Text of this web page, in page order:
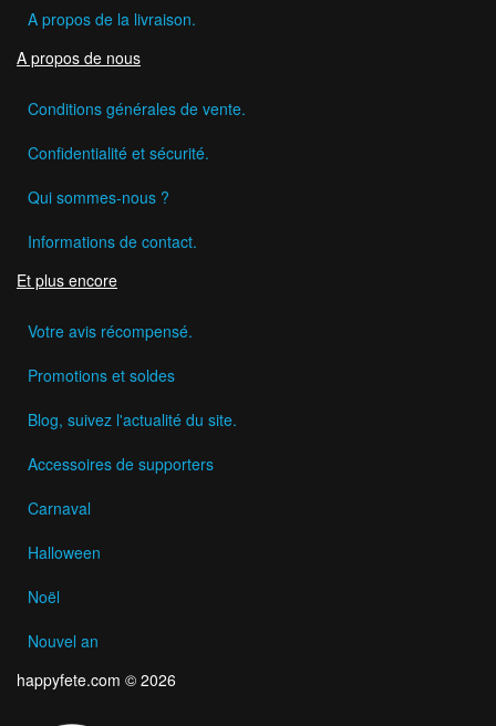
A propos de la livraison.
A propos de nous
Conditions générales de vente.
Confidentialité et sécurité.
Qui sommes-nous ?
Informations de contact.
Et plus encore
Votre avis récompensé.
Promotions et soldes
Blog, suivez l'actualité du site.
Accessoires de supporters
Carnaval
Halloween
Noël
Nouvel an
happyfete.com © 2026